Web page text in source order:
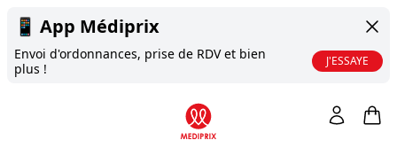
📱 App Médiprix
Envoi d'ordonnances, prise de RDV et bien
plus !
J'ESSAYE